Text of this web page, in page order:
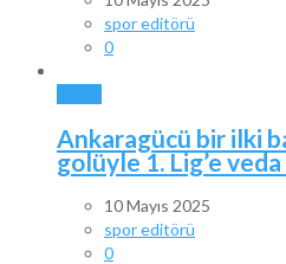
spor editörü
0
Ankaragücü bir ilki
golüyle 1. Lig’e
10 Mayıs 2025
spor editörü
0